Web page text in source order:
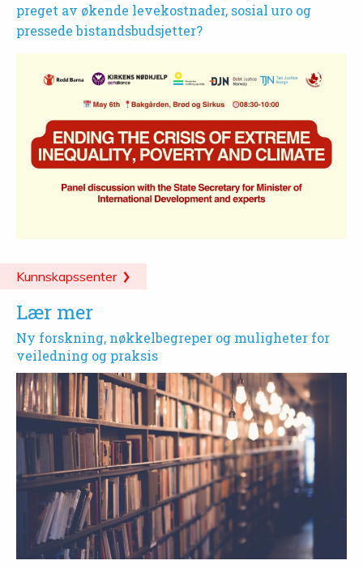
preget av økende levekostnader, sosial uro og
pressede bistandsbudsjetter?
Kunnskapssenter
Lær mer
Ny forskning, nøkkelbegreper og muligheter for
veiledning og praksis